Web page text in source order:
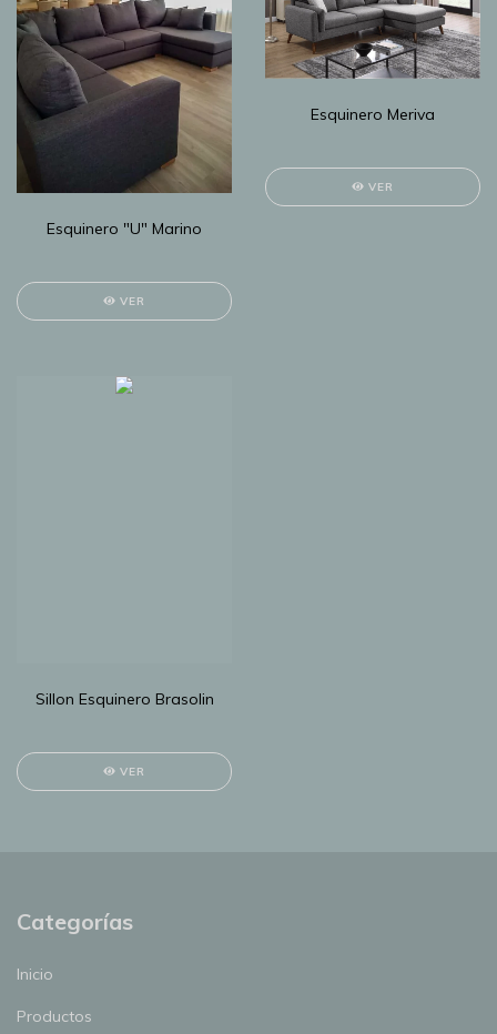
Esquinero "U" Marino
VER
Esquinero Meriva
VER
Sillon Esquinero Brasolin
VER
Categorías
Inicio
Productos